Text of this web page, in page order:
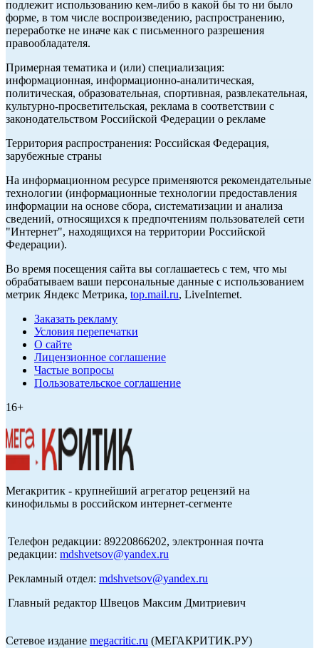
подлежит использованию кем-либо в какой бы то ни было
форме, в том числе воспроизведению, распространению,
переработке не иначе как с письменного разрешения
правообладателя.
Примерная тематика и (или) специализация:
информационная, информационно-аналитическая,
политическая, образовательная, спортивная, развлекательная,
культурно-просветительская, реклама в соответствии с
законодательством Российской Федерации о рекламе
Территория распространения: Российская Федерация,
зарубежные страны
На информационном ресурсе применяются рекомендательные
технологии (информационные технологии предоставления
информации на основе сбора, систематизации и анализа
сведений, относящихся к предпочтениям пользователей сети
"Интернет", находящихся на территории Российской
Федерации).
Во время посещения сайта вы соглашаетесь с тем, что мы
обрабатываем ваши персональные данные с использованием
метрик Яндекс Метрика, top.mail.ru, LiveInternet.
Заказать рекламу
Условия перепечатки
О сайте
Лицензионное соглашение
Частые вопросы
Пользовательское соглашение
16+
Мегакритик - крупнейший агрегатор рецензий на
кинофильмы в российском интернет-сегменте
Телефон редакции: 89220866202, электронная почта
редакции: mdshvetsov@yandex.ru
Рекламный отдел: mdshvetsov@yandex.ru
Главный редактор Швецов Максим Дмитриевич
Сетевое издание megacritic.ru (МЕГАКРИТИК.РУ)